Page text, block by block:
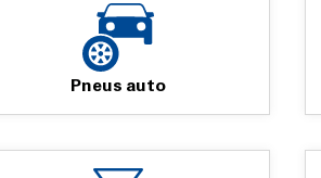
Pneus auto